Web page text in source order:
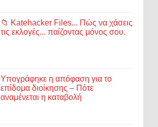
📁 Katehacker Files... Πώς να χάσεις
τις εκλογές... παίζοντας μόνος σου.
Υπογράφηκε η απόφαση για το
επίδομα διοίκησης – Πότε
αναμένεται η καταβολή